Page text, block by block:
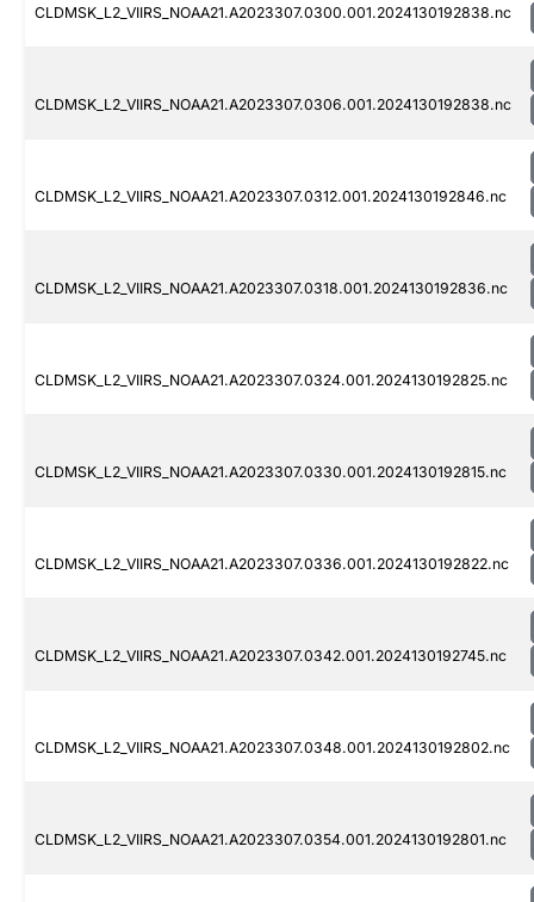
CLDMSK_L2_VIIRS_NOAA21.A2023307.0300.001.2024130192838.nc
CLDMSK_L2_VIIRS_NOAA21.A2023307.0306.001.2024130192838.nc
CLDMSK_L2_VIIRS_NOAA21.A2023307.0312.001.2024130192846.nc
CLDMSK_L2_VIIRS_NOAA21.A2023307.0318.001.2024130192836.nc
CLDMSK_L2_VIIRS_NOAA21.A2023307.0324.001.2024130192825.nc
CLDMSK_L2_VIIRS_NOAA21.A2023307.0330.001.2024130192815.nc
CLDMSK_L2_VIIRS_NOAA21.A2023307.0336.001.2024130192822.nc
CLDMSK_L2_VIIRS_NOAA21.A2023307.0342.001.2024130192745.nc
CLDMSK_L2_VIIRS_NOAA21.A2023307.0348.001.2024130192802.nc
CLDMSK_L2_VIIRS_NOAA21.A2023307.0354.001.2024130192801.nc